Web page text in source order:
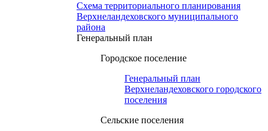
Схема территориального планирования
Верхнеландеховского муниципального
района
Генеральный план
Городское поселение
Генеральный план
Верхнеландеховского городского
поселения
Сельские поселения